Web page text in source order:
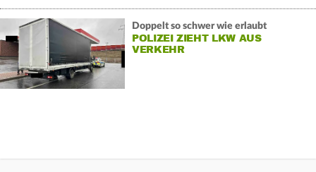
Doppelt so schwer wie erlaubt
POLIZEI ZIEHT LKW AUS
VERKEHR